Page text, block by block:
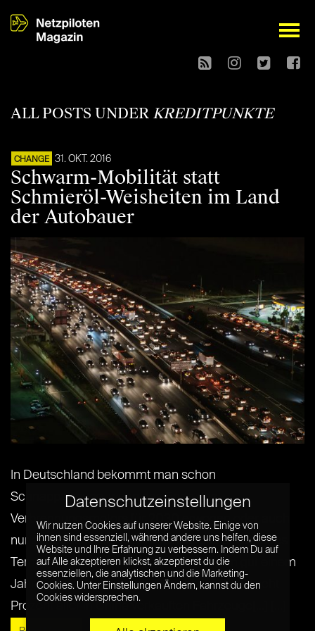
open
ALL POSTS UNDER KREDITPUNKTE
CHANGE 31. OKT. 2016
Schwarm-Mobilität statt
Schmieröl-Weisheiten im Land
der Autobauer
In Deutschland bekommt man schon
Schnappatmung, wenn das Ende des
Verbrennungsmotors für 2030 erwogen oder auch
nur angedacht wird. Die KP China gibt ein anderes
Tempo vor – wie bei der Digitalisierung. In gut einem
Jahr müssen nach einem Bericht der SZ für acht
Prozent aller in China verkauften Fahrzeuge[...] [...]
Datenschutzeinstellungen
Wir nutzen Cookies auf unserer Website. Einige von
ihnen sind essenziell, während andere uns helfen, diese
Website und Ihre Erfahrung zu verbessern. Indem Du auf
auf Alle akzeptieren klickst, akzeptierst du die
essenziellen, die analytischen und die Marketing-
Cookies. Unter Einstellungen Ändern, kannst du den
Cookies widersprechen.